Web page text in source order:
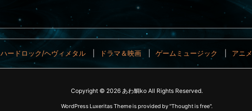
ハードロック/ヘヴィメタル ドラマ＆映画 ゲームミュージック アニメ
Copyright © 2026 あわ鯛ko All Rights Reserved.
WordPress Luxeritas Theme is provided by "Thought is free".